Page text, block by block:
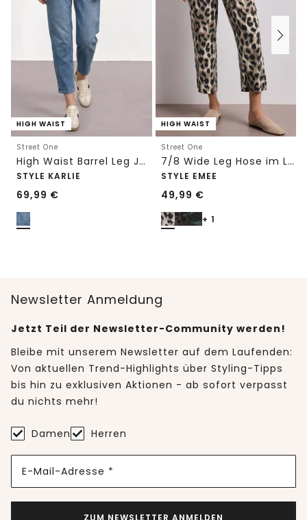
HIGH WAIST
Street One
High Waist Barrel Leg Jeans im Loose Fit
STYLE KARLIE
69,99 €
HIGH WAIST
Street One
7/8 Wide Leg Hose im Loose Fit mit Print
STYLE EMEE
49,99 €
+ 1
Newsletter Anmeldung
Jetzt Teil der Newsletter-Community werden!
Bleibe mit unserem Newsletter auf dem Laufenden:
Von aktuellen Trend-Highlights über Styling-Tipps
bis hin zu exklusiven Aktionen - ab sofort verpasst
du nichts mehr!
Damen Herren
E-Mail-Adresse *